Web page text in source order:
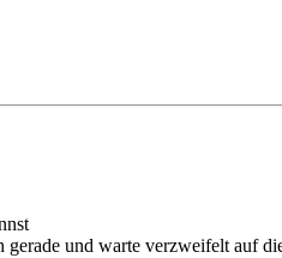
und warte verzweifelt auf